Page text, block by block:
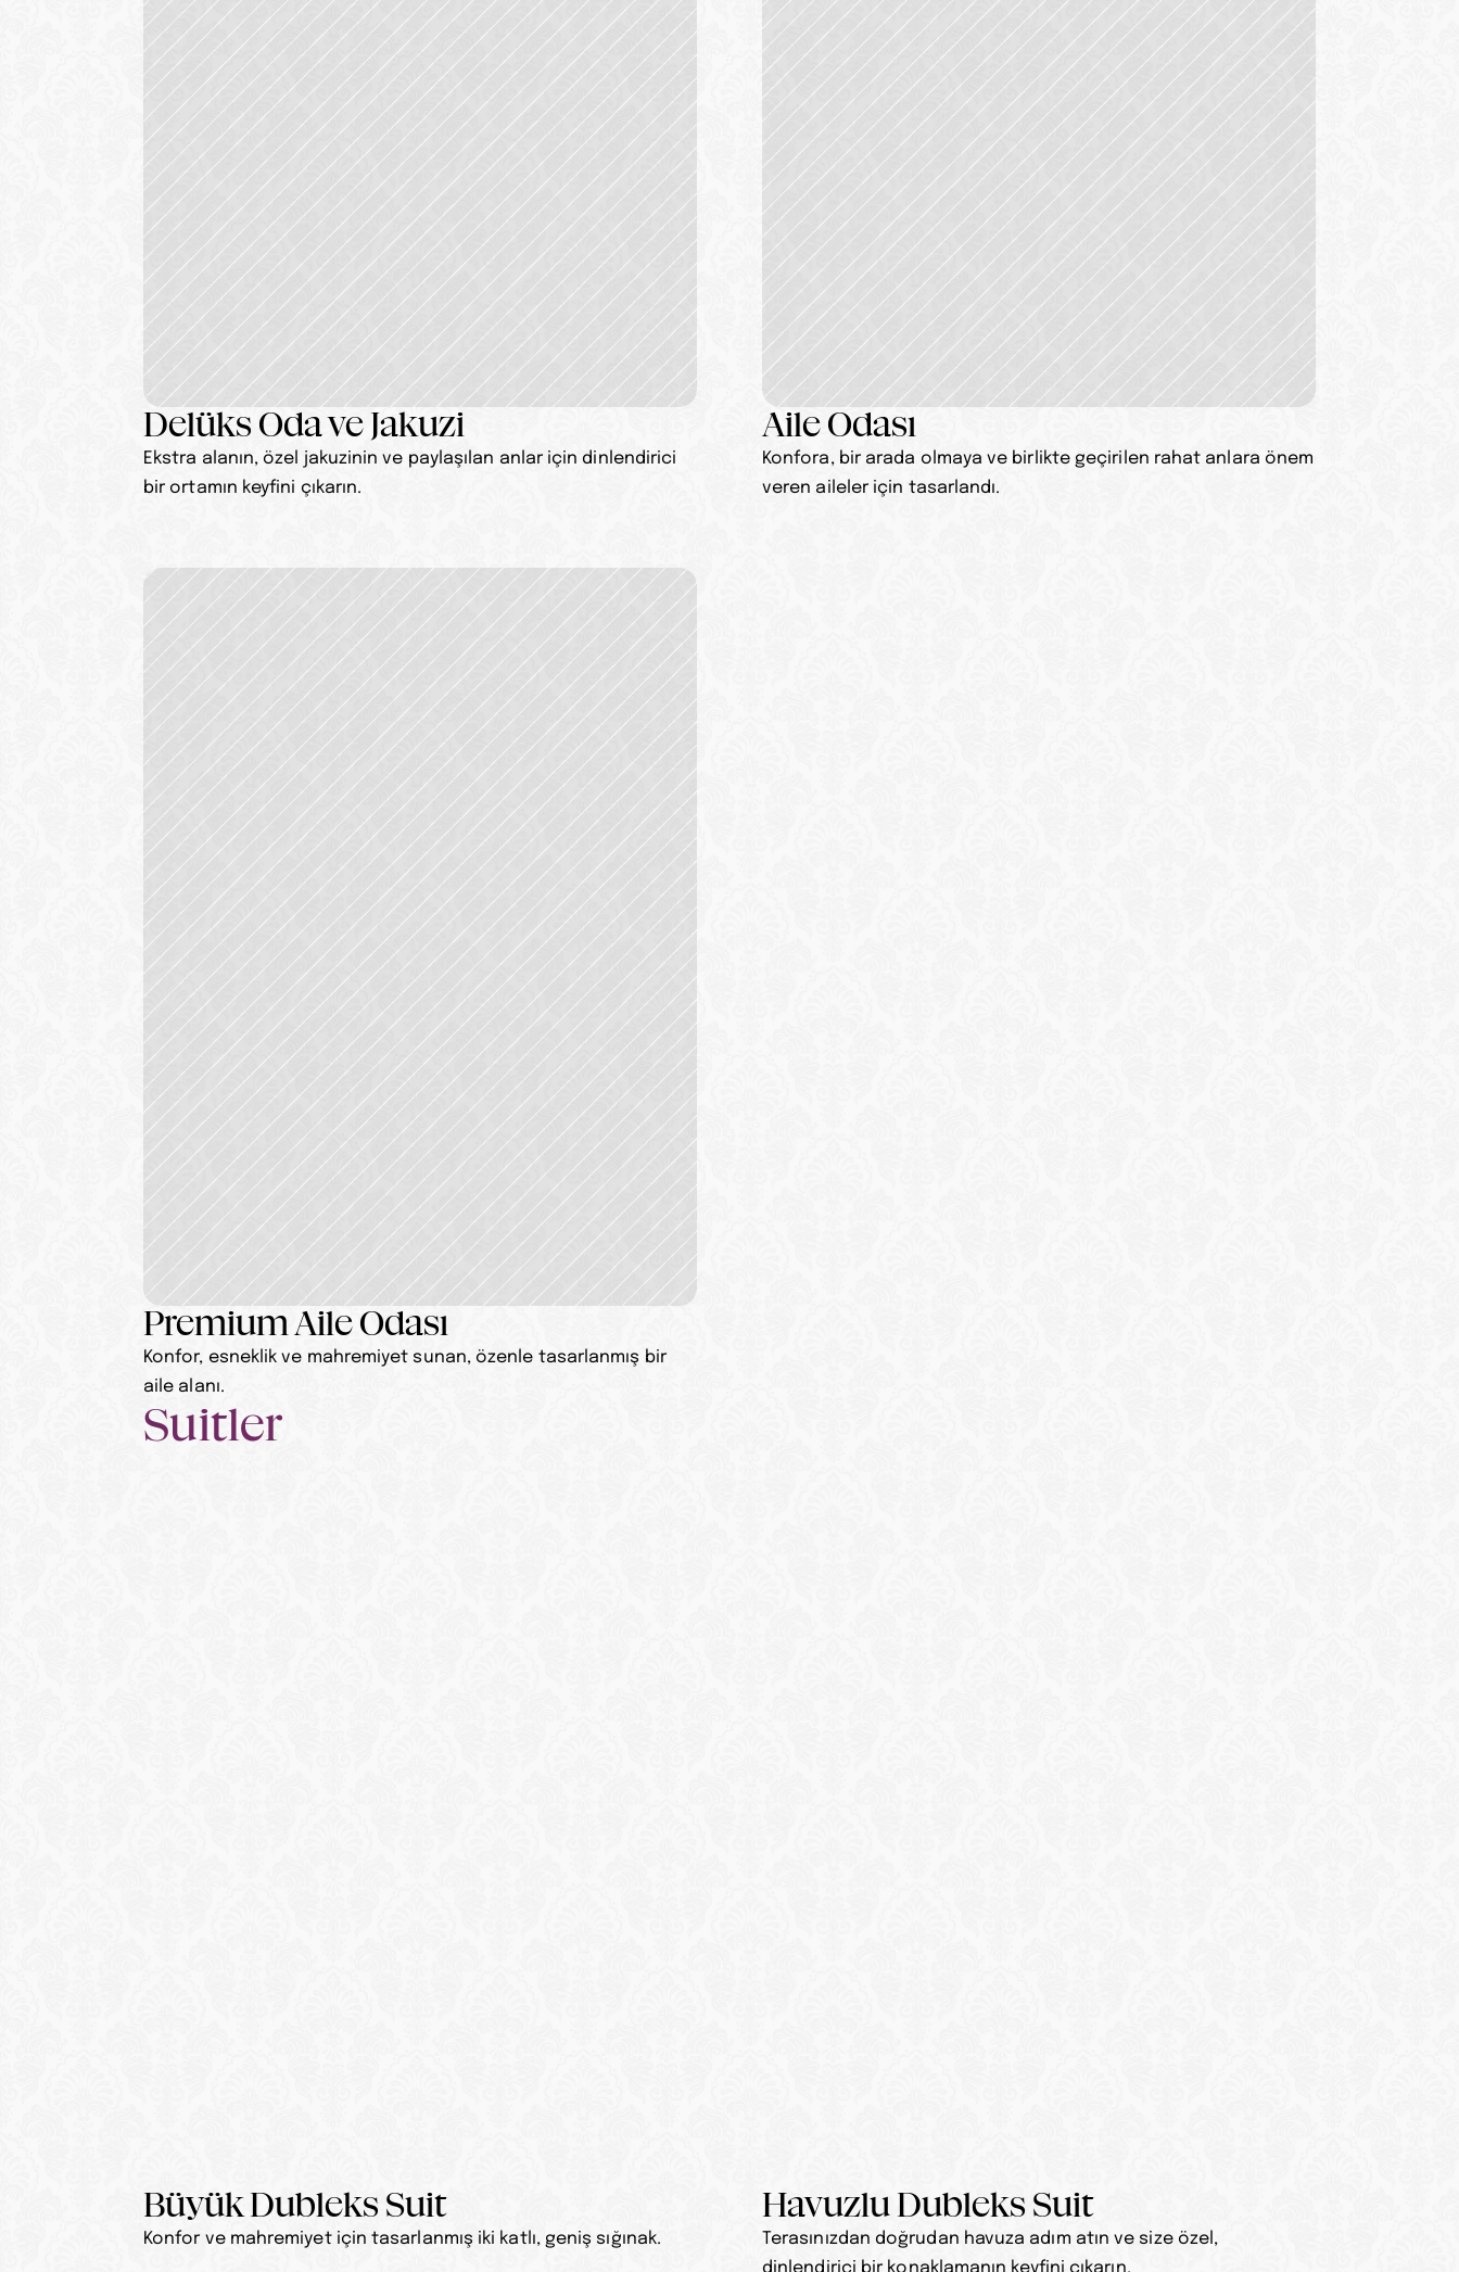
Delüks Oda ve Jakuzi
Ekstra alanın, özel jakuzinin ve paylaşılan anlar için dinlendirici
bir ortamın keyfini çıkarın.
Aile Odası
Konfora, bir arada olmaya ve birlikte geçirilen rahat anlara önem
veren aileler için tasarlandı.
Premium Aile Odası
Konfor, esneklik ve mahremiyet sunan, özenle tasarlanmış bir
aile alanı.
Suitler
Büyük Dubleks Suit
Konfor ve mahremiyet için tasarlanmış iki katlı, geniş sığınak.
Havuzlu Dubleks Suit
Terasınızdan doğrudan havuza adım atın ve size özel,
dinlendirici bir konaklamanın keyfini çıkarın.